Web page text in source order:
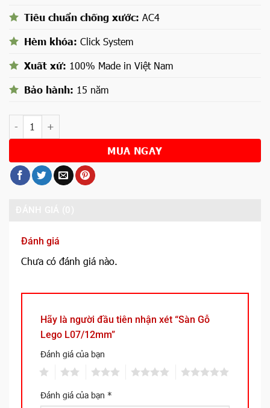
Tiêu chuẩn chống xước: AC4
Hèm khóa: Click System
Xuất xứ: 100% Made in Việt Nam
Bảo hành: 15 năm
Số lượng
MUA NGAY
Đánh giá
Chưa có đánh giá nào.
Hãy là người đầu tiên nhận xét “Sàn Gỗ
Lego L07/12mm”
Đánh giá của bạn
Đánh giá của bạn *